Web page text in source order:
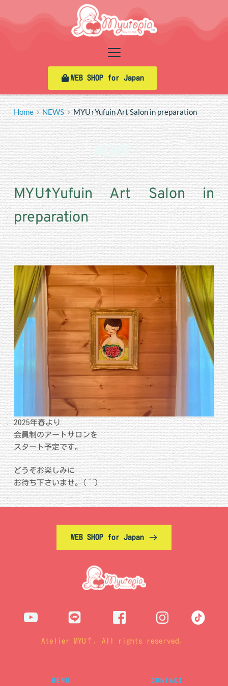
content
WEB SHOP for Japan
Home NEWS MYU↑Yufuin Art Salon in preparation
NEWS
MYU↑Yufuin Art Salon in
preparation
2025年春より
会員制のアートサロンを
スタート予定です。
どうぞお楽しみに
お待ち下さいませ。(^^)
WEB SHOP for Japan
Atelier MYU↑. All rights reserved.
MENU CONTACT